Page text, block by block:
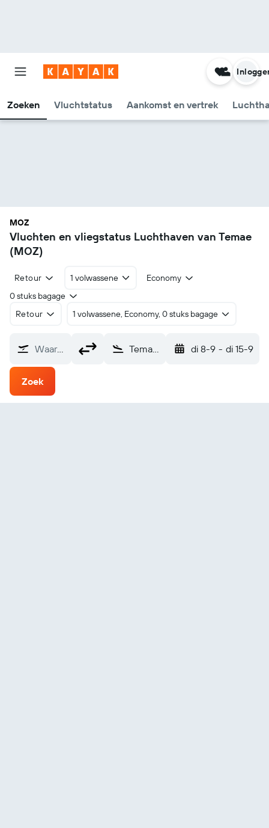
Zoeken Vluchtstatus Aankomst en vertrek
MOZ
Vluchten en vliegstatus Luchthaven van Temae
(MOZ)
Retour 1 volwassene
Economy
0 stuks bagage
Retour
1 volwassene, Economy, 0 stuks bagage
Waarvandaan? Temae (MOZ) di 8-9 - di 15-9
Zoek